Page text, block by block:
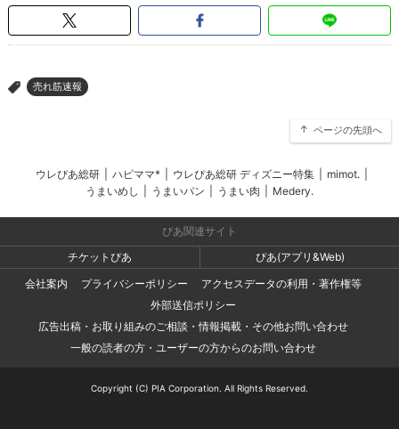
> 売れ筋速報
ページの先頭へ
ウレぴあ総研 ハピママ* ウレぴあ総研 ディズニー特集 mimot.
うまいめし
うまいパン うまい肉 Medery.
ぴあ関連サイト
チケットぴあ
ぴあ(アプリ&Web)
会社案内
プライバシーポリシー
アクセスデータの利用・著作権等
外部送信ポリシー
広告出稿・お取り組みのご相談・情報掲載・その他お問い合わせ
一般の読者の方・ユーザーの方からのお問い合わせ
Copyright (C) PIA Corporation. All Rights Reserved.